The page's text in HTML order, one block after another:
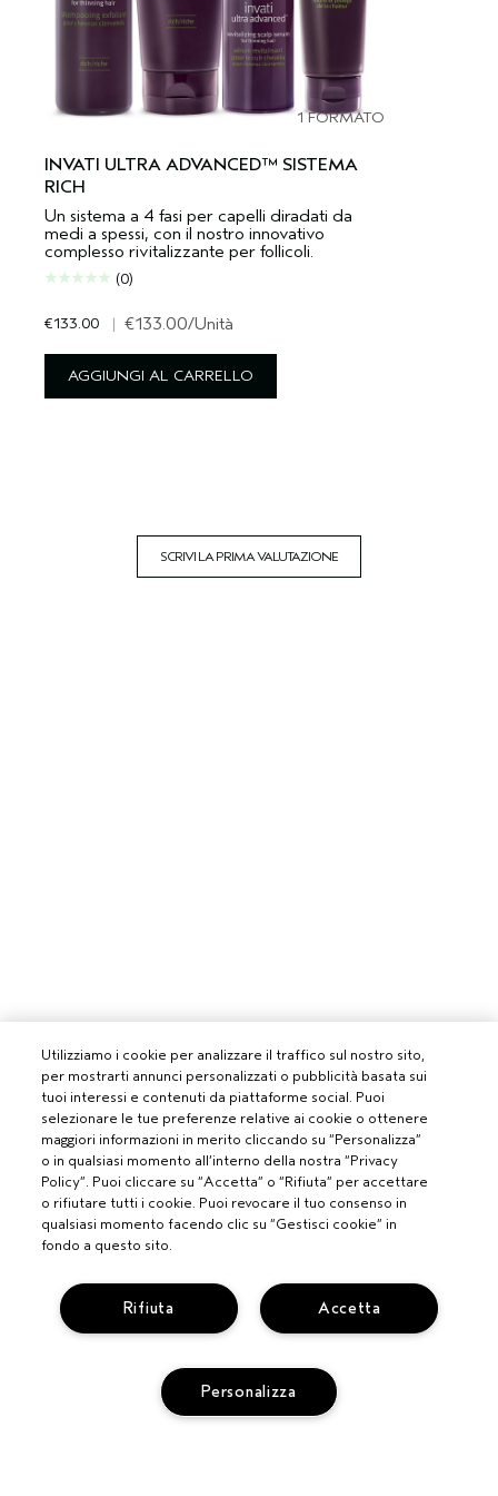
1 FORMATO
INVATI ULTRA ADVANCED™ SISTEMA
RICH
Un sistema a 4 fasi per capelli diradati da
medi a spessi, con il nostro innovativo
complesso rivitalizzante per follicoli.
(0)
€133.00 | €133.00/Unità
AGGIUNGI AL CARRELLO
SCRIVI LA PRIMA VALUTAZIONE
PROFESSIONISTI
DIVENTA UN SALONE AVEDA
BISOGNO DI AIUTO?
MONITORA IL TUO ORDINE
CHATTA CON NOI
CONTATTA IL PRODUTTORE
RICICLA I TUOI PRODOTTI
RESI E SOSTITUZIONI
SERVIZIO CLIENTI
TERMINI E CONDIZIONI
CONDIZIONI DI VENDITA
POLITICA SULLA PRIVACY
REG. PROMO AVEDA FY27
GESTISCI I COOKIE DEL SITO
Utilizziamo i cookie per analizzare il traffico sul nostro sito,
per mostrarti annunci personalizzati o pubblicità basata sui
tuoi interessi e contenuti da piattaforme social. Puoi
selezionare le tue preferenze relative ai cookie o ottenere
maggiori informazioni in merito cliccando su “Personalizza”
o in qualsiasi momento all’interno della nostra “Privacy
Policy”. Puoi cliccare su “Accetta” o “Rifiuta” per accettare
o rifiutare tutti i cookie. Puoi revocare il tuo consenso in
qualsiasi momento facendo clic su “Gestisci cookie” in
fondo a questo sito.
Accetta
Rifiuta
Personalizza